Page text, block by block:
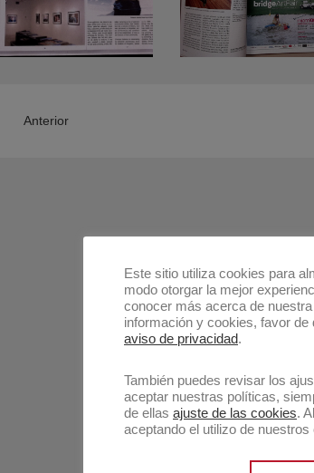
Anterior
Este sitio utiliza cookies para
modo otorgar la mejor
conocer más acerca de
información y cookies, favor de
aviso de privacidad.
También puedes revisar los
aceptar nuestras políticas,
de ellas ajuste de las cookies.
aceptando el utilizo de nuestros